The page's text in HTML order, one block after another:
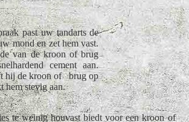
past uw tandarts de
mond en zet hem vast.
van de kroon of brug
cement aan.
hij de kroon of brug op
hem stevig aan.
te weinig houvast biedt voor een kroon of